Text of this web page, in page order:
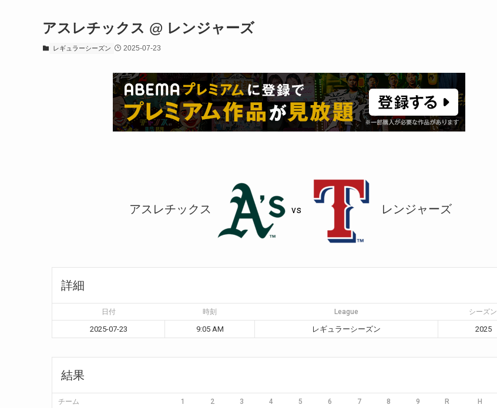
アスレチックス @ レンジャーズ
レギュラーシーズン 2025-07-23
アスレチックス vs レンジャーズ
詳細
日付 時刻 League シーズン
2025-07-23 9:05 AM レギュラーシーズン 2025
結果
チーム 1 2 3 4 5 6 7 8 9 R H